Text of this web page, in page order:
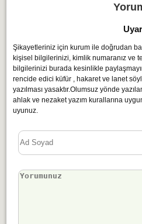
Şikayetleriniz için kurum ile doğrudan
kişisel bilgilerinizi, kimlik numaranız ve
bilgilerinizi burada kesinlikle
rencide edici küfür , hakaret ve lanet
yazılması yasaktır.Olumsuz yönde
ahlak ve nezaket yazım kurallarına
uyunuz.